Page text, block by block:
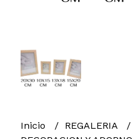
Inicio
REGALERIA